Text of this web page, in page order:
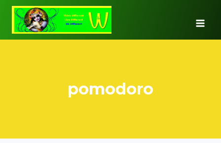
Salta
contenuto
pomodoro